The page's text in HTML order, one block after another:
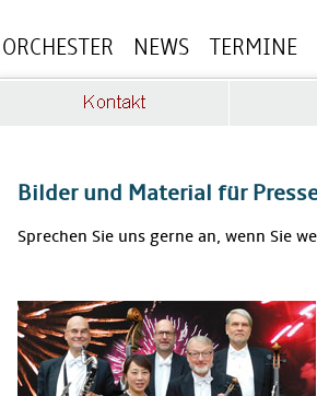
ORCHESTER NEWS TERMINE
Bilder und Material für
Sprechen Sie uns gerne an, wenn Sie